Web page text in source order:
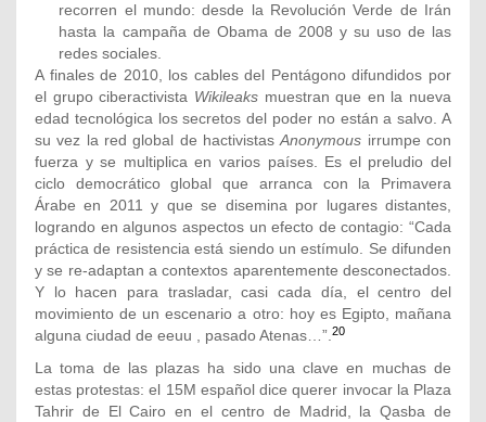
recorren el mundo: desde la Revolución Verde de Irán
hasta la campaña de Obama de 2008 y su uso de las
redes sociales.
A finales de 2010, los cables del Pentágono difundidos por
el grupo ciberactivista Wikileaksmuestran que en la nueva
edad tecnológica los secretos del poder no están a salvo. A
su vez la red global de hactivistasAnonymous irrumpe con
fuerza y se multiplica en varios países. Es el preludio del
ciclo democrático global que arranca con la Primavera
Árabe en 2011 y que se disemina por lugares distantes,
logrando en algunos aspectos un efecto de contagio: “Cada
práctica de resistencia está siendo un estímulo. Se difunden
y se re-adaptan a contextos aparentemente desconectados.
Y lo hacen para trasladar, casi cada día, el centro del
movimiento de un escenario a otro: hoy es Egipto, mañana
alguna ciudad de eeuu , pasado Atenas…”.20
La toma de las plazas ha sido una clave en muchas de
estas protestas: el 15M español dice querer invocar la Plaza
Tahrir de El Cairo en el centro de Madrid, la Qasba de